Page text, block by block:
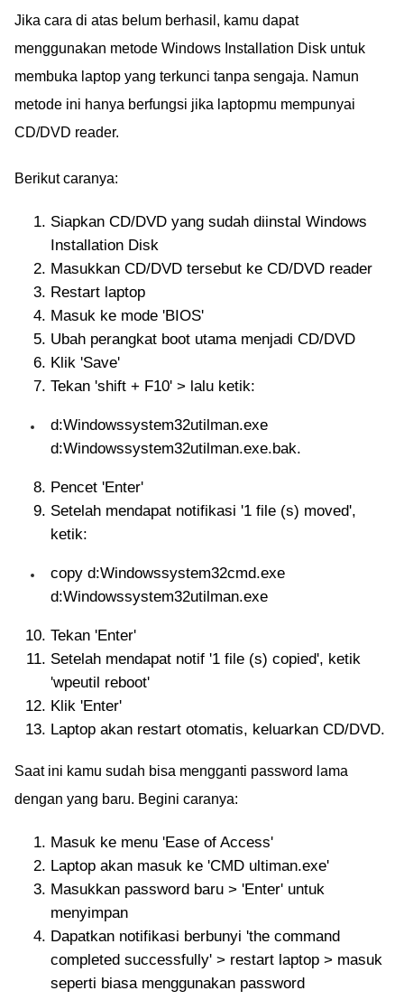
Jika cara di atas belum berhasil, kamu dapat
menggunakan metode Windows Installation Disk untuk
membuka laptop yang terkunci tanpa sengaja. Namun
metode ini hanya berfungsi jika laptopmu mempunyai
CD/DVD reader.
Berikut caranya:
Siapkan CD/DVD yang sudah diinstal Windows
Installation Disk
Masukkan CD/DVD tersebut ke CD/DVD reader
Restart laptop
Masuk ke mode 'BIOS'
Ubah perangkat boot utama menjadi CD/DVD
Klik 'Save'
Tekan 'shift + F10' > lalu ketik:
d:Windowssystem32utilman.exe
d:Windowssystem32utilman.exe.bak.
Pencet 'Enter'
Setelah mendapat notifikasi '1 file (s) moved',
ketik:
copy d:Windowssystem32cmd.exe
d:Windowssystem32utilman.exe
Tekan 'Enter'
Setelah mendapat notif '1 file (s) copied', ketik
'wpeutil reboot'
Klik 'Enter'
Laptop akan restart otomatis, keluarkan CD/DVD.
Saat ini kamu sudah bisa mengganti password lama
dengan yang baru. Begini caranya:
Masuk ke menu 'Ease of Access'
Laptop akan masuk ke 'CMD ultiman.exe'
Masukkan password baru > 'Enter' untuk
menyimpan
Dapatkan notifikasi berbunyi 'the command
completed successfully' > restart laptop > masuk
seperti biasa menggunakan password